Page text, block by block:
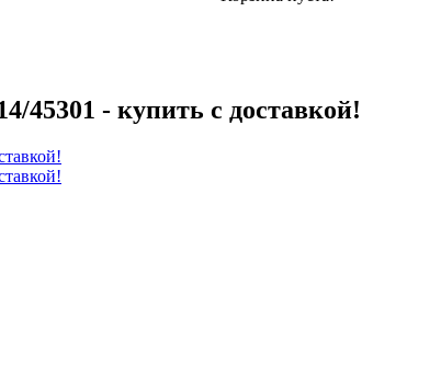
45301 - купить с доставкой!